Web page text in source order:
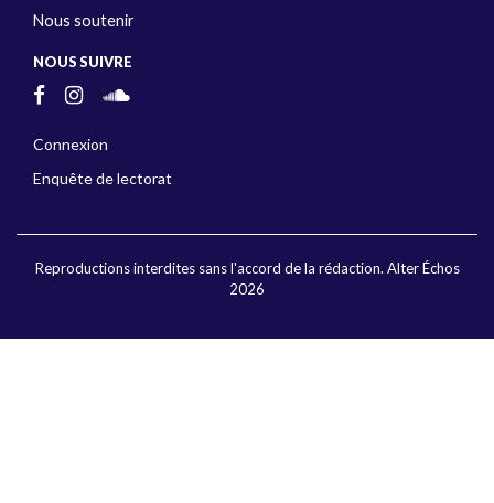
Nous soutenir
NOUS SUIVRE
Connexion
Enquête de lectorat
Reproductions interdites sans l'accord de la rédaction. Alter Échos
2026